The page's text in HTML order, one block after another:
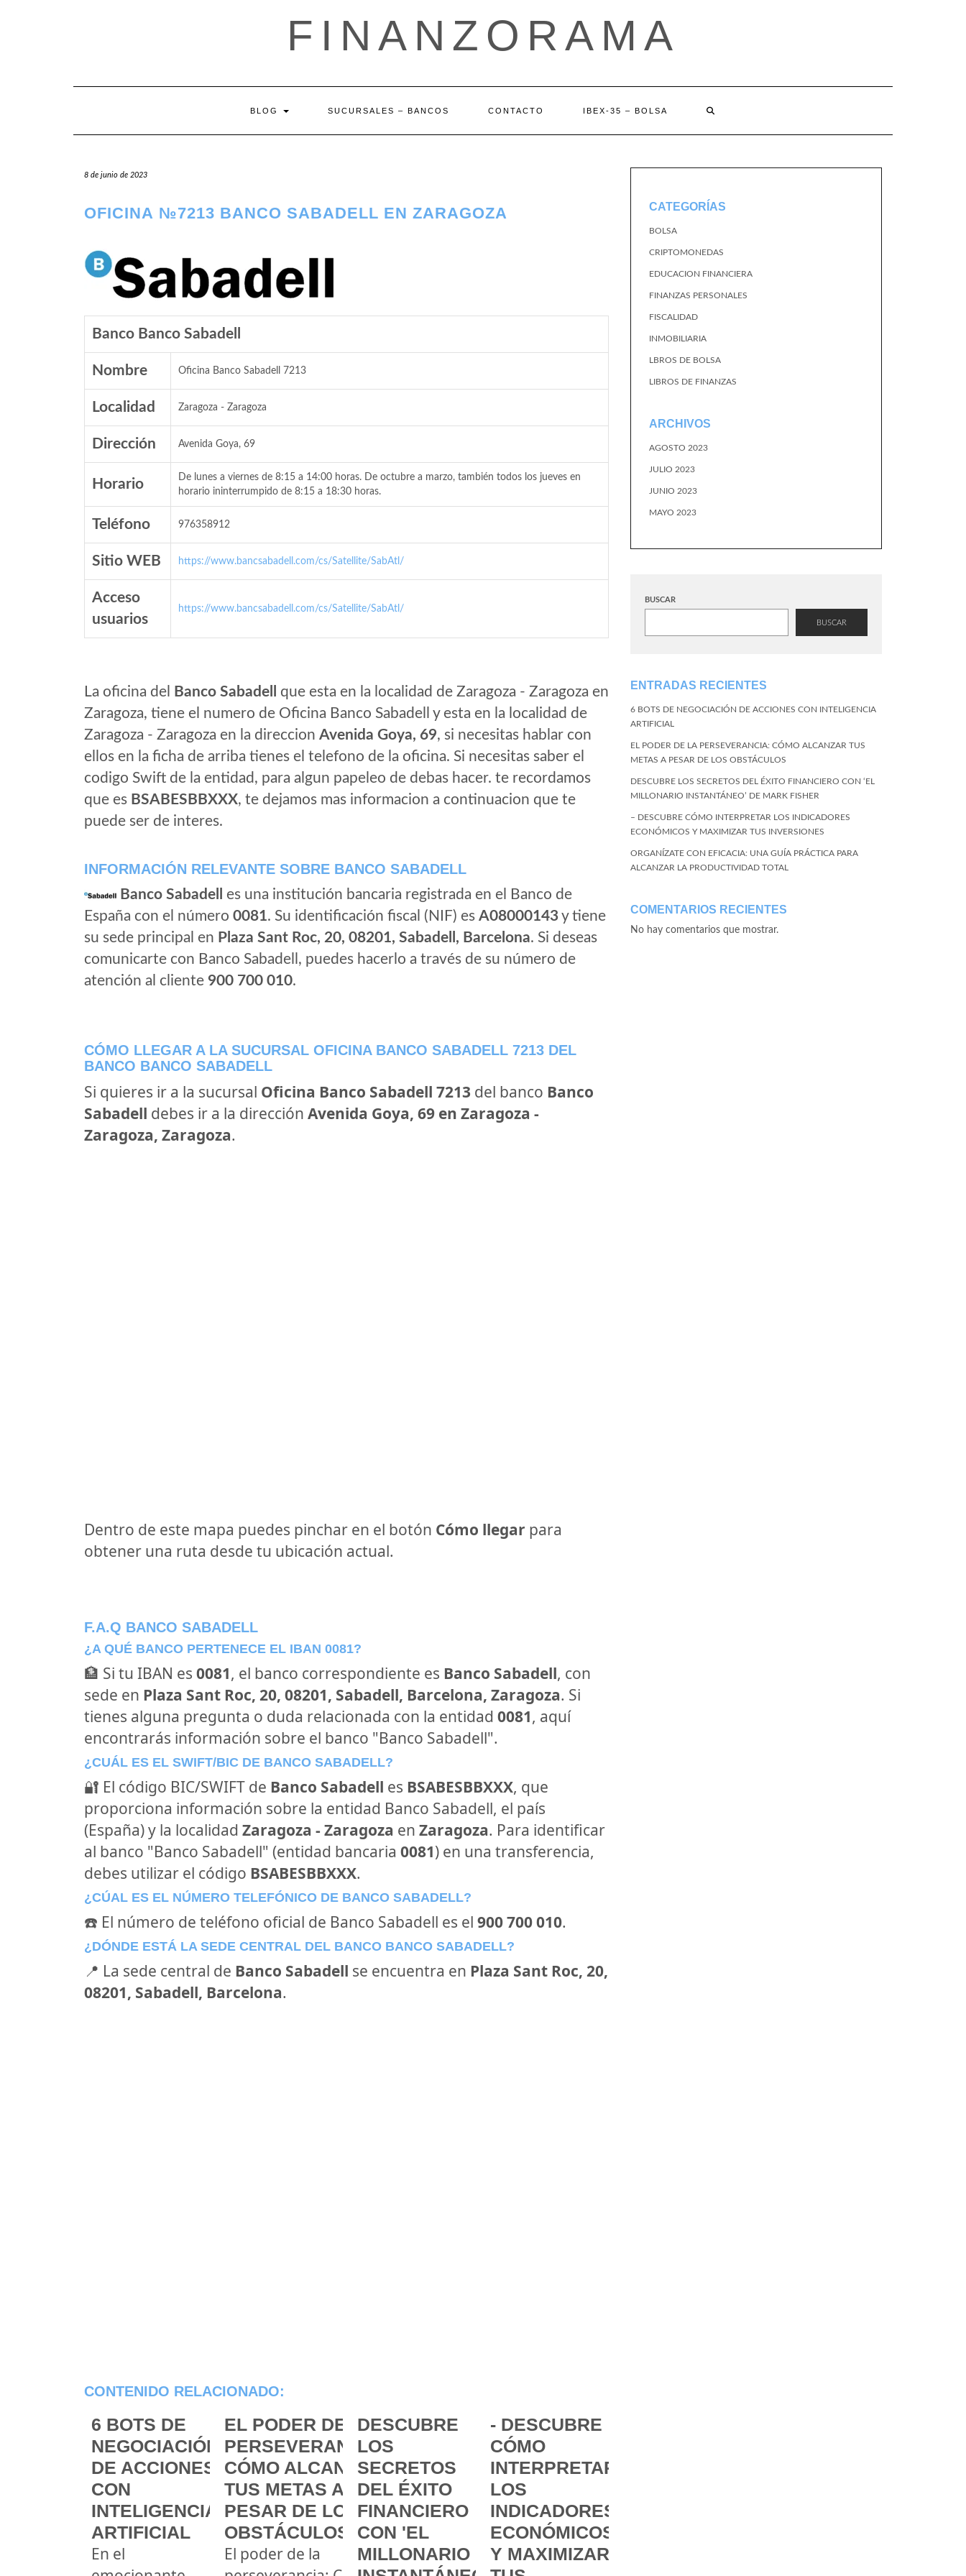
FINANZORAMA
BLOG SUCURSALES – BANCOS CONTACTO IBEX-35 – BOLSA
8 de junio de 2023
OFICINA №7213 BANCO SABADELL EN ZARAGOZA
Banco Banco Sabadell
Nombre Oficina Banco Sabadell 7213
Localidad Zaragoza - Zaragoza
Dirección Avenida Goya, 69
Horario
De lunes a viernes de 8:15 a 14:00 horas. De octubre a marzo, también todos los jueves en
horario ininterrumpido de 8:15 a 18:30 horas.
Teléfono 976358912
Sitio WEB https://www.bancsabadell.com/cs/Satellite/SabAtl/
Acceso
usuarios
https://www.bancsabadell.com/cs/Satellite/SabAtl/
La oficina del Banco Sabadell
que esta en la localidad de Zaragoza - Zaragoza en
Zaragoza, tiene el numero de Oficina Banco Sabadell y esta en la localidad de
Zaragoza - Zaragoza en la direccion Avenida Goya, 69, si necesitas hablar con
ellos en la ficha de arriba tienes el telefono de la oficina. Si necesitas saber el
codigo Swift de la entidad, para algun papeleo de debas hacer. te recordamos
que es BSABESBBXXX, te dejamos mas informacion a continuacion que te
puede ser de interes.
INFORMACIÓN RELEVANTE SOBRE BANCO SABADELL
Banco Sabadell
es una institución bancaria registrada en el Banco de
España con el número 0081. Su identificación fiscal (NIF) es A08000143y tiene
su sede principal en Plaza Sant Roc, 20, 08201, Sabadell, Barcelona. Si deseas
comunicarte con Banco Sabadell, puedes hacerlo a través de su número de
atención al cliente 900 700 010.
CÓMO LLEGAR A LA SUCURSAL OFICINA BANCO SABADELL 7213 DEL
BANCO BANCO SABADELL
Si quieres ir a la sucursal Oficina Banco Sabadell 7213 del banco Banco
Sabadell debes ir a la dirección Avenida Goya, 69 en Zaragoza -
Zaragoza, Zaragoza.
Dentro de este mapa puedes pinchar en el botón Cómo llegar para
obtener una ruta desde tu ubicación actual.
F.A.Q BANCO SABADELL
¿A QUÉ BANCO PERTENECE EL IBAN 0081?
🏦 Si tu IBAN es 0081, el banco correspondiente es Banco Sabadell, con
sede en Plaza Sant Roc, 20, 08201, Sabadell, Barcelona, Zaragoza. Si
tienes alguna pregunta o duda relacionada con la entidad 0081, aquí
encontrarás información sobre el banco "Banco Sabadell".
¿CUÁL ES EL SWIFT/BIC DE BANCO SABADELL?
🔐 El código BIC/SWIFT de Banco Sabadell es BSABESBBXXX, que
proporciona información sobre la entidad Banco Sabadell, el país
(España) y la localidad Zaragoza - Zaragoza en Zaragoza. Para identificar
al banco "Banco Sabadell" (entidad bancaria 0081) en una transferencia,
debes utilizar el código BSABESBBXXX.
¿CÚAL ES EL NÚMERO TELEFÓNICO DE BANCO SABADELL?
☎️ El número de teléfono oficial de Banco Sabadell es el 900 700 010.
¿DÓNDE ESTÁ LA SEDE CENTRAL DEL BANCO BANCO SABADELL?
📍 La sede central de Banco Sabadell se encuentra en Plaza Sant Roc, 20,
08201, Sabadell, Barcelona.
CONTENIDO RELACIONADO:
6 BOTS DE
NEGOCIACIÓN
DE ACCIONES
CON
INTELIGENCIA
ARTIFICIAL
En el
EL PODER DE LA
PERSEVERANCIA:
CÓMO ALCANZAR
TUS METAS A
PESAR DE LOS
OBSTÁCULOS
El poder de la
DESCUBRE
LOS
SECRETOS
DEL ÉXITO
FINANCIERO
CON 'EL
MILLONARIO
- DESCUBRE
CÓMO
INTERPRETAR
LOS
INDICADORES
ECONÓMICOS
Y MAXIMIZAR
CATEGORÍAS
BOLSA
CRIPTOMONEDAS
EDUCACION FINANCIERA
FINANZAS PERSONALES
FISCALIDAD
INMOBILIARIA
LBROS DE BOLSA
LIBROS DE FINANZAS
ARCHIVOS
AGOSTO 2023
JULIO 2023
JUNIO 2023
MAYO 2023
BUSCAR
BUSCAR
ENTRADAS RECIENTES
6 BOTS DE NEGOCIACIÓN DE ACCIONES CON INTELIGENCIA
ARTIFICIAL
EL PODER DE LA PERSEVERANCIA: CÓMO ALCANZAR TUS
METAS A PESAR DE LOS OBSTÁCULOS
DESCUBRE LOS SECRETOS DEL ÉXITO FINANCIERO CON ‘EL
MILLONARIO INSTANTÁNEO’ DE MARK FISHER
– DESCUBRE CÓMO INTERPRETAR LOS INDICADORES
ECONÓMICOS Y MAXIMIZAR TUS INVERSIONES
ORGANÍZATE CON EFICACIA: UNA GUÍA PRÁCTICA PARA
ALCANZAR LA PRODUCTIVIDAD TOTAL
COMENTARIOS RECIENTES
No hay comentarios que mostrar.